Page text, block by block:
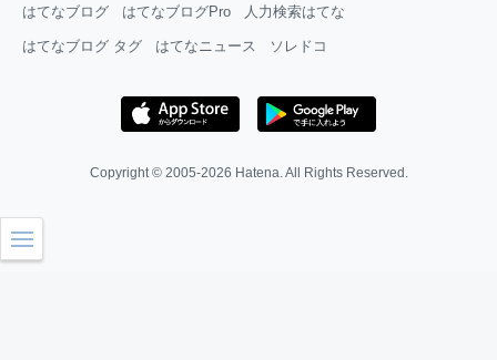
はてなブログ はてなブログPro 人力検索はてな
はてなブログ タグ はてなニュース ソレドコ
Copyright © 2005-2026 Hatena. All Rights Reserved.